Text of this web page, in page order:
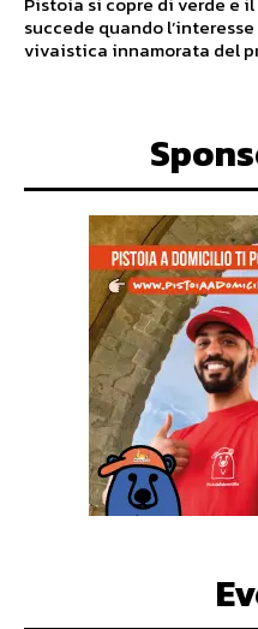
succede quando
vivaistica innamorata del